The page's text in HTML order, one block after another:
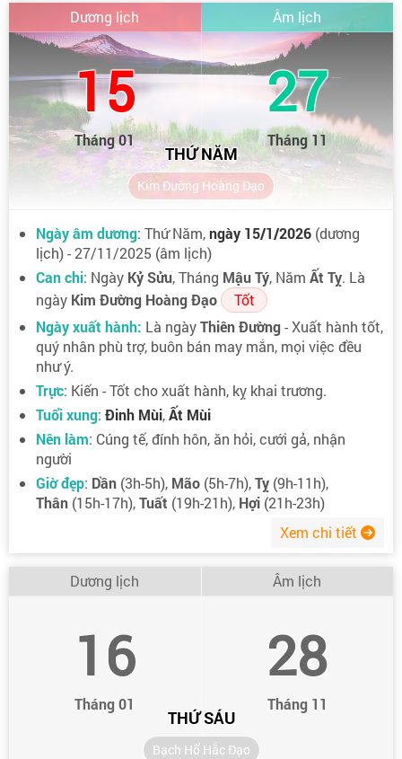
Dương lịch
15
Tháng 01
Âm lịch
27
Tháng 11
THỨ NĂM
Kim Đường Hoàng Đạo
Ngày âm dương: Thứ Năm,ngày 15/1/2026 (dương
lịch) - 27/11/2025 (âm lịch)
Can chi: Ngày Kỷ Sửu, Tháng Mậu Tý, Năm Ất Tỵ. Là
ngày Kim Đường Hoàng Đạo
Tốt
Ngày xuất hành: Là ngàyThiên Đường- Xuất hành tốt,
quý nhân phù trợ, buôn bán may mắn, mọi việc đều
như ý.
Trực: Kiến - Tốt cho xuất hành, kỵ khai trương.
Tuổi xung: Đinh Mùi,Ất Mùi
Nên làm: Cúng tế, đính hôn, ăn hỏi, cưới gả, nhận
người
Giờ đẹp: Dần (3h-5h), Mão (5h-7h),Tỵ (9h-11h),
Thân (15h-17h),Tuất (19h-21h), Hợi (21h-23h)
Xem chi tiết
Dương lịch
16
Tháng 01
Âm lịch
28
Tháng 11
THỨ SÁU
Bạch Hổ Hắc Đạo